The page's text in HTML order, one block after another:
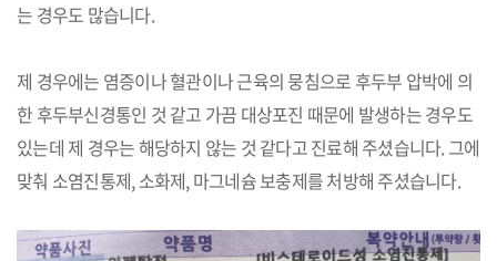
는 경우도 많습니다.
제 경우에는 염증이나 혈관이나 근육의 뭉침으로 후두부 압박에 의
한 후두부신경통인 것 같고 가끔 대상포진 때문에 발생하는 경우도
있는데 제 경우는 해당하지 않는 것 같다고 진료해 주셨습니다. 그에
맞춰 소염진통제, 소화제, 마그네슘 보충제를 처방해 주셨습니다.